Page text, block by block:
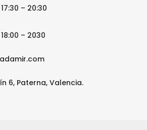
– 20:30
– 2030
6, Paterna, Valencia.